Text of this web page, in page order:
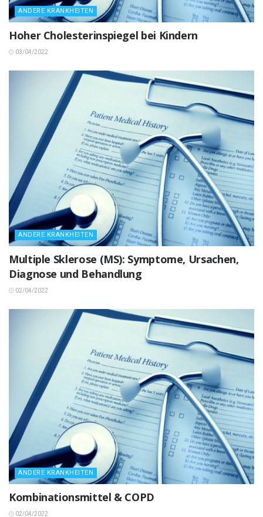
ANDERE KRANKHEITEN
Hoher Cholesterinspiegel bei Kindern
03/04/2022
ANDERE KRANKHEITEN
Multiple Sklerose (MS): Symptome, Ursachen,
Diagnose und Behandlung
02/04/2022
ANDERE KRANKHEITEN
Kombinationsmittel & COPD
02/04/2022